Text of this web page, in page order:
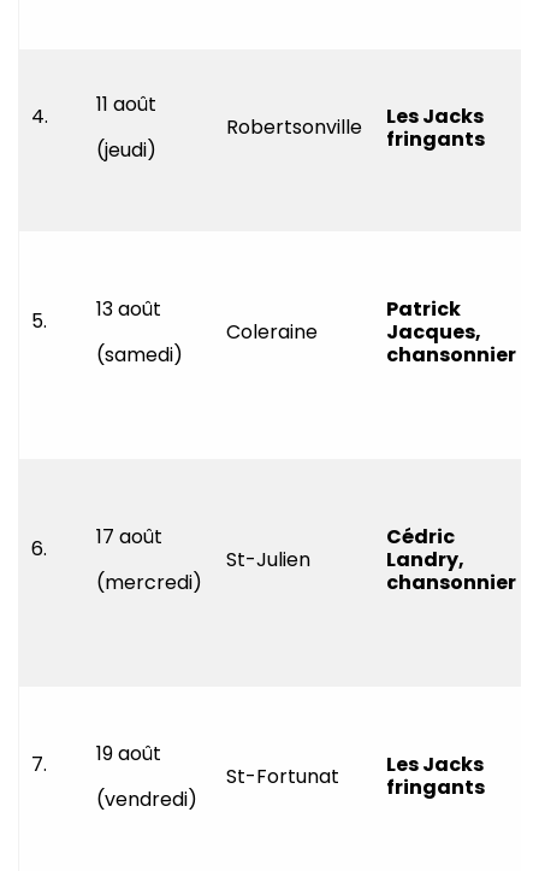
4.
11 août
(jeudi)
Robertsonville
Les Jacks
fringants
5.
13 août
(samedi)
Coleraine
Patrick
Jacques,
chansonnier
6.
17 août
(mercredi)
St-Julien
Cédric
Landry,
chansonnier
7.
19 août
(vendredi)
St-Fortunat
Les Jacks
fringants